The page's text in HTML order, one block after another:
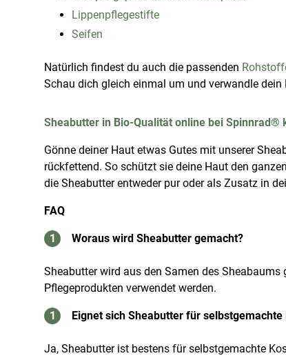
Lippenpflegestifte
Seifen
Natürlich findest du auch die passenden
Schau dich gleich einmal um und verwandle dein
Sheabutter in Bio-Qualität online bei Spinnrad®
Gönne deiner Haut etwas Gutes mit unserer
rückfettend. So schützt sie deine Haut den
die Sheabutter entweder pur oder als Zusatz in
FAQ
Woraus wird Sheabutter gemacht?
Sheabutter wird aus den Samen des
Pflegeprodukten verwendet werden.
Eignet sich Sheabutter für selbstgemachte
Ja, Sheabutter ist bestens für selbstgemachte